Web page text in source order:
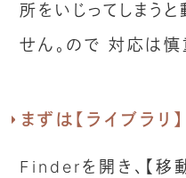
所をいじってしまう
せん。ので 対応は慎
まずは【ライブラリ
Finderを開き、【移